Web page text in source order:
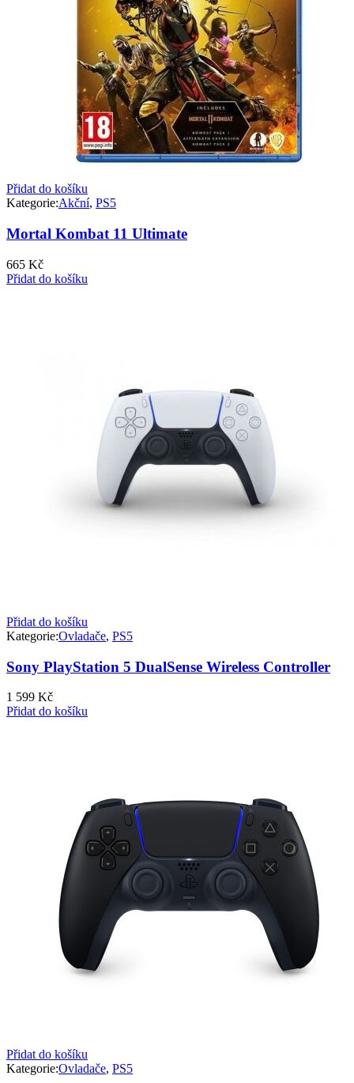
Přidat do košíku
Kategorie:Akční, PS5
Mortal Kombat 11 Ultimate
665 Kč
Přidat do košíku
Přidat do košíku
Kategorie:Ovladače, PS5
Sony PlayStation 5 DualSense Wireless Controller
1 599 Kč
Přidat do košíku
Přidat do košíku
Kategorie:Ovladače, PS5